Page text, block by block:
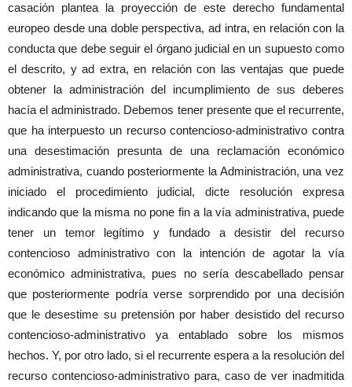
casación plantea la proyección de este derecho fundamental
europeo desde una doble perspectiva, ad intra, en relación con la
conducta que debe seguir el órgano judicial en un supuesto como
el descrito, y ad extra, en relación con las ventajas que puede
obtener la administración del incumplimiento de sus deberes
hacía el administrado. Debemos tener presente que el recurrente,
que ha interpuesto un recurso contencioso-administrativo contra
una desestimación presunta de una reclamación económico
administrativa, cuando posteriormente la Administración, una vez
iniciado el procedimiento judicial, dicte resolución expresa
indicando que la misma no pone fin a la vía administrativa, puede
tener un temor legítimo y fundado a desistir del recurso
contencioso administrativo con la intención de agotar la vía
económico administrativa, pues no sería descabellado pensar
que posteriormente podría verse sorprendido por una decisión
que le desestime su pretensión por haber desistido del recurso
contencioso-administrativo ya entablado sobre los mismos
hechos. Y, por otro lado, si el recurrente espera a la resolución del
recurso contencioso-administrativo para, caso de ver inadmitida